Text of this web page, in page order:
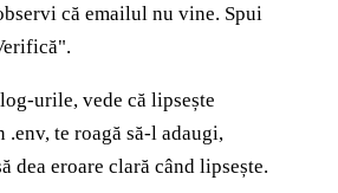
că emailul nu vine. Spui
urile, vede că lipsește
.env, te roagă să-l adaugi,
dea eroare clară când lipsește.